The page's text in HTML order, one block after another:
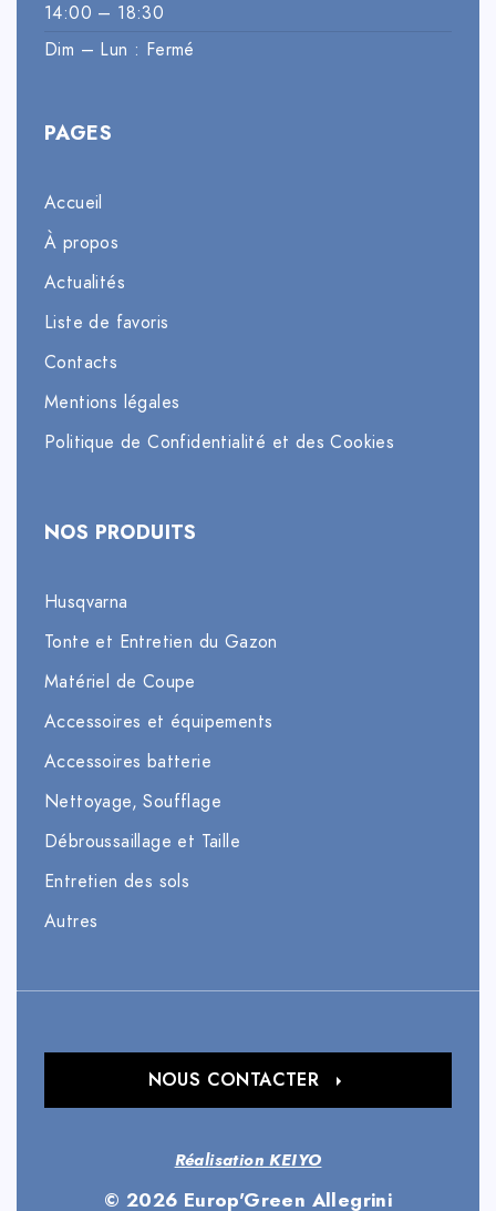
14:00 – 18:30
Dim – Lun : Fermé
PAGES
Accueil
À propos
Actualités
Liste de favoris
Contacts
Mentions légales
Politique de Confidentialité et des Cookies
NOS PRODUITS
Husqvarna
Tonte et Entretien du Gazon
Matériel de Coupe
Accessoires et équipements
Accessoires batterie
Nettoyage, Soufflage
Débroussaillage et Taille
Entretien des sols
Autres
© 2026 Europ'Green Allegrini
Réalisation KEIYO
NOUS CONTACTER